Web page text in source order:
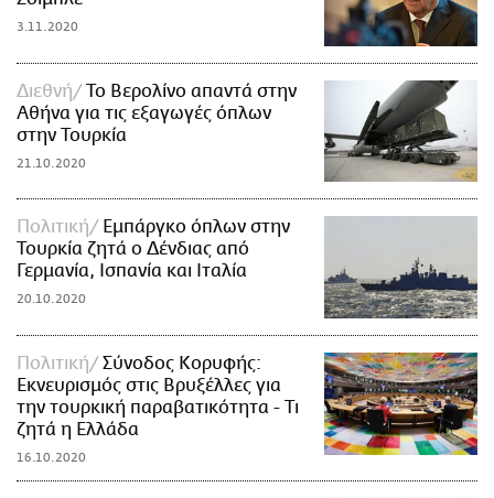
3.11.2020
Διεθνή
Το Βερολίνο απαντά στην
Αθήνα για τις εξαγωγές όπλων
στην Τουρκία
21.10.2020
Πολιτική
Εμπάργκο όπλων στην
Τουρκία ζητά ο Δένδιας από
Γερμανία, Ισπανία και Ιταλία
20.10.2020
Πολιτική
Σύνοδος Κορυφής:
Εκνευρισμός στις Βρυξέλλες για
την τουρκική παραβατικότητα - Τι
ζητά η Ελλάδα
16.10.2020